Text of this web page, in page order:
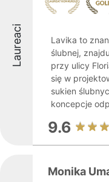
Laureaci
Lavika to
ślubnej,
przy ulicy
się w
sukien
koncepcje
9.6
Monika